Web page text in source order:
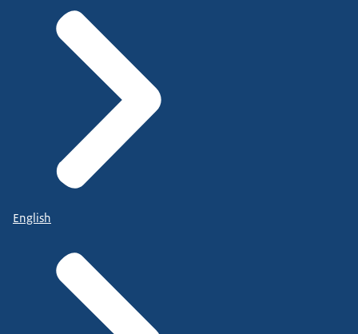
English